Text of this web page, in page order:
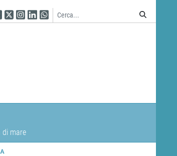
su Facebook
Seguici su Twitter
Seguici su Instagram
Seguici su Linkedin
Seguici su WhatsApp
di mare